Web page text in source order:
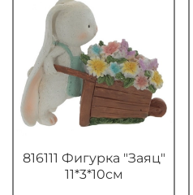
816111 Фигурка "Заяц"
11*3*10см